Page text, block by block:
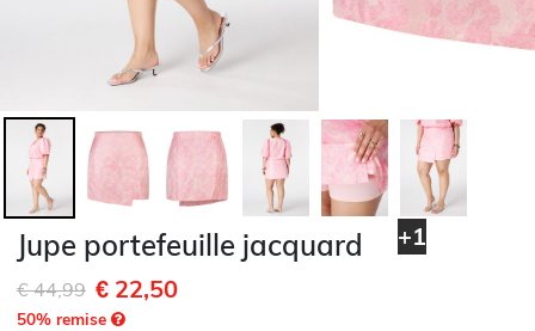
+1
Jupe portefeuille jacquard
Remise de
€ 44,99à€ 22,50
50% remise